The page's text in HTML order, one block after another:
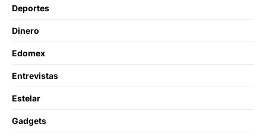
Deportes
Dinero
Edomex
Entrevistas
Estelar
Gadgets